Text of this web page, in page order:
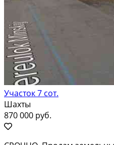
Участок 7 сот.
Шахты
870 000 руб.